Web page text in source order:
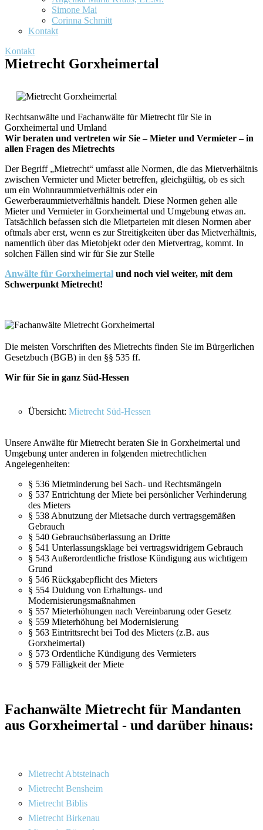
Simone Mai
Corinna Schmitt
Kontakt
Kontakt
Mietrecht Gorxheimertal
Rechtsanwälte und Fachanwälte für Mietrecht für Sie in
Gorxheimertal und Umland
Wir beraten und vertreten wir Sie – Mieter und Vermieter – in
allen Fragen des Mietrechts
Der Begriff „Mietrecht“ umfasst alle Normen, die das Mietverhältnis
zwischen Vermieter und Mieter betreffen, gleichgültig, ob es sich
um ein Wohnraummietverhältnis oder ein
Gewerberaummietverhältnis handelt. Diese Normen gehen alle
Mieter und Vermieter in Gorxheimertal und Umgebung etwas an.
Tatsächlich befassen sich die Mietparteien mit diesen Normen aber
oftmals aber erst, wenn es zur Streitigkeiten über das Mietverhältnis,
namentlich über das Mietobjekt oder den Mietvertrag, kommt. In
solchen Fällen sind wir für Sie zur Stelle
Anwälte für Gorxheimertal und noch viel weiter, mit dem
Schwerpunkt Mietrecht!
Die meisten Vorschriften des Mietrechts finden Sie im Bürgerlichen
Gesetzbuch (BGB) in den §§ 535 ff.
Wir für Sie in ganz Süd-Hessen
Übersicht: Mietrecht Süd-Hessen
Unsere Anwälte für Mietrecht beraten Sie in Gorxheimertal und
Umgebung unter anderen in folgenden mietrechtlichen
Angelegenheiten:
§ 536 Mietminderung bei Sach- und Rechtsmängeln
§ 537 Entrichtung der Miete bei persönlicher Verhinderung
des Mieters
§ 538 Abnutzung der Mietsache durch vertragsgemäßen
Gebrauch
§ 540 Gebrauchsüberlassung an Dritte
§ 541 Unterlassungsklage bei vertragswidrigem Gebrauch
§ 543 Außerordentliche fristlose Kündigung aus wichtigem
Grund
§ 546 Rückgabepflicht des Mieters
§ 554 Duldung von Erhaltungs- und
Modernisierungsmaßnahmen
§ 557 Mieterhöhungen nach Vereinbarung oder Gesetz
§ 559 Mieterhöhung bei Modernisierung
§ 563 Eintrittsrecht bei Tod des Mieters (z.B. aus
Gorxheimertal)
§ 573 Ordentliche Kündigung des Vermieters
§ 579 Fälligkeit der Miete
Fachanwälte Mietrecht für Mandanten
aus Gorxheimertal - und darüber hinaus:
Mietrecht Abtsteinach
Mietrecht Bensheim
Mietrecht Biblis
Mietrecht Birkenau